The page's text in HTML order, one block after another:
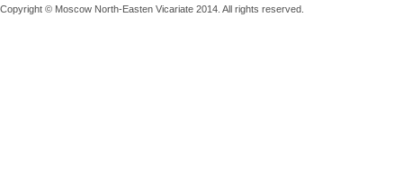
Copyright © Moscow North-Easten Vicariate 2014. All rights reserved.